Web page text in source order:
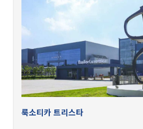
룩소티카 트리스타